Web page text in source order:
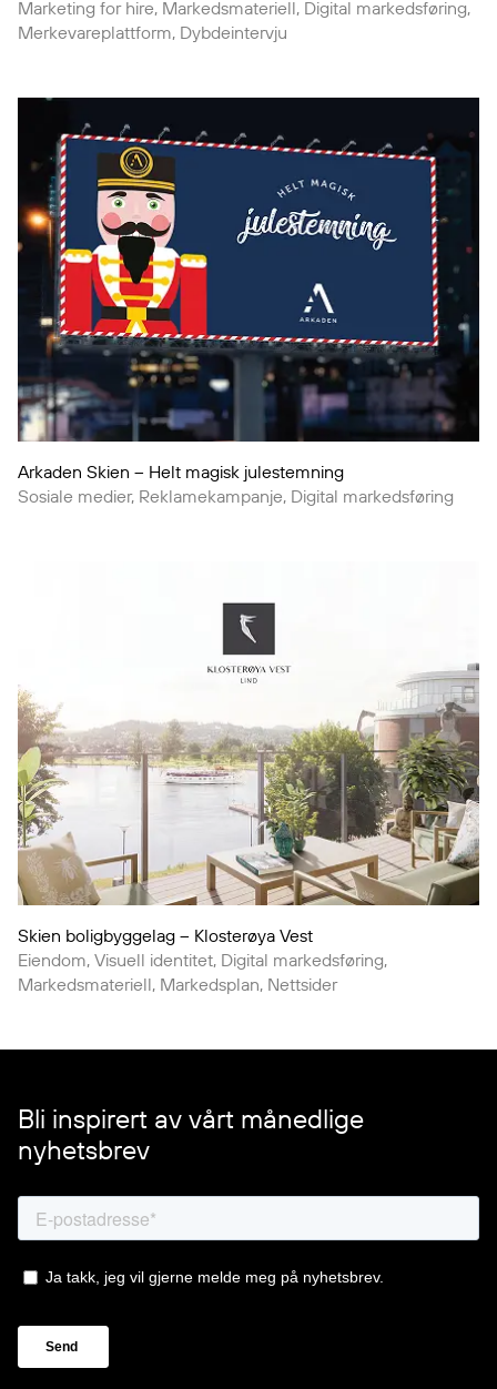
Marketing for hire, Markedsmateriell, Digital markedsføring,
Merkevareplattform, Dybdeintervju
Arkaden Skien – Helt magisk julestemning
Sosiale medier, Reklamekampanje, Digital markedsføring
Skien boligbyggelag – Klosterøya Vest
Eiendom, Visuell identitet, Digital markedsføring,
Markedsmateriell, Markedsplan, Nettsider
Bli inspirert av vårt månedlige
nyhetsbrev